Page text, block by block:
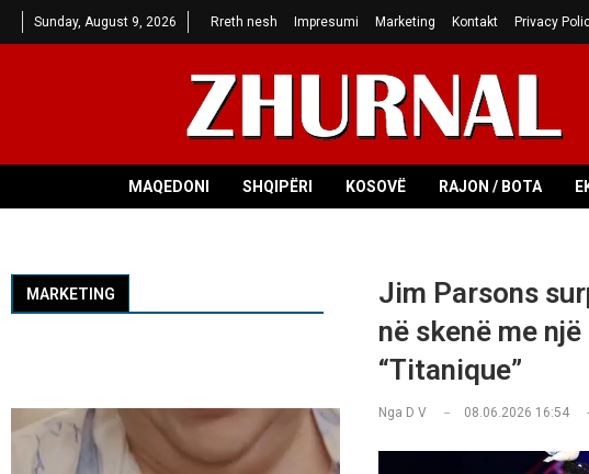
Sunday, August 9, 2026 Rreth nesh Impresumi Marketing Kontakt Privacy
MAQEDONI SHQIPËRI KOSOVË RAJON / BOTA
Jim Parsons
në skenë me
“Titanique”
Nga D V 08.06.2026 16:54
MARKETING